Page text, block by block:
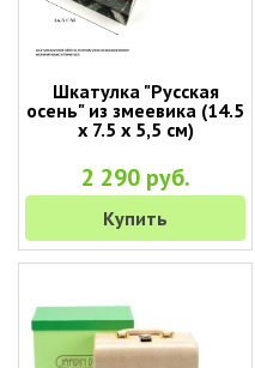
Шкатулка "Русская
осень" из змеевика (14.5
х 7.5 х 5,5 см)
2 290 руб.
Купить